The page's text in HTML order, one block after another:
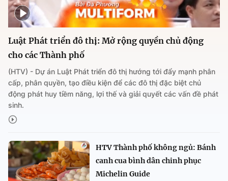
Luật Phát triển đô thị: Mở rộng quyền chủ động
cho các Thành phố
(HTV) - Dự án Luật Phát triển đô thị hướng tới đẩy mạnh phân
cấp, phân quyền, tạo điều kiện để các đô thị đặc biệt chủ
động phát huy tiềm năng, lợi thế và giải quyết các vấn đề phát
sinh.
HTV Thành phố không ngủ: Bánh
canh cua bình dân chinh phục
Michelin Guide